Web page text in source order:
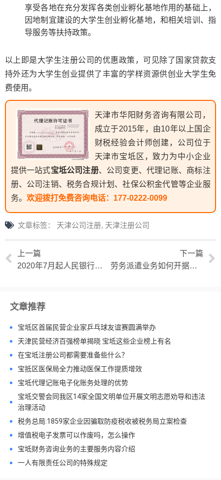
享受各地在充分发挥各类创业孵化基地作用的基础上，
因地制宜建设的大学生创业孵化基地，和相关培训、指
导服务等扶持政策。
以上即是大学生注册公司的优惠政策，可见除了国家贷款支
持外还为大学生创业提供了丰富的学样资源供创业大学生免
费使用。
天津市华阳财务咨询有限公司，
成立于2015年，由10年以上国企
财税经验会计师创建，公司位于
天津市宝坻区，致力为中小企业
提供一站式宝坻公司注册、公司变更、代理记账、商标注
册、公司注销、税务合规计划、社保公积金代管等企业服
务。 欢迎拨打免费咨询电话： 177-0222-0099
文章标签： 天津公司注册, 天津注册公司
上一篇
2020年7月起人民银行推行大额现金管理试点
下一篇
劳务派遣业务如何开据增值发票？
文章推荐
宝坻区首届民营企业家乒乓球友谊赛圆满举办
天津民营经济百强榜单揭晓 宝坻这些企业榜上有名
在宝坻注册公司都需要准备些什么？
宝抵区医保局全力推动医保工作提质增效
宝坻代理记账电子化账务处理的优势
宝坻交警会同我区14家全国文明单位开展文明志愿劝导和违法
治理活动
税务总局:1859家企业因骗取防疫税收被税务局立案检查
增值税电子发票可以作废吗，怎么操作
宝坻财务咨询业务的主要服务内容介绍
一人有限责任公司的特殊规定